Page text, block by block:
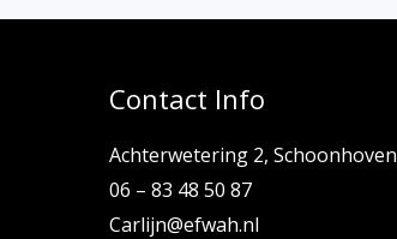
Contact Info
Achterwetering 2, Schoonhoven
06 – 83 48 50 87
Carlijn@efwah.nl